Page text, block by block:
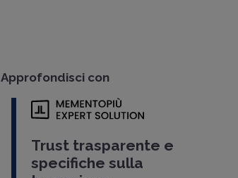
Approfondisci con
Trust trasparente e
specifiche sulla